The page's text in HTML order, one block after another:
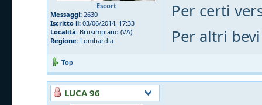
Escort
Messaggi: 2630
Iscritto il: 03/06/2014, 17:33
Località: Brusimpiano (VA)
Regione: Lombardia
Per certi
Per altri bevi
Top
LUCA 96